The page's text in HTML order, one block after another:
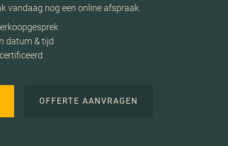
vandaag nog een online afspraak.
datum & tijd
OFFERTE AANVRAGEN